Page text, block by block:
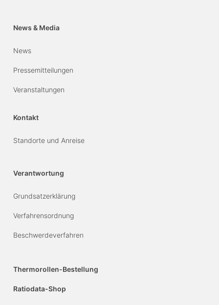
News & Media
News
Pressemitteilungen
Veranstaltungen
Kontakt
Standorte und Anreise
Verantwortung
Grundsatzerklärung
Verfahrensordnung
Beschwerdeverfahren
Thermorollen-Bestellung
Ratiodata-Shop